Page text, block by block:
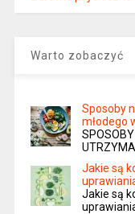
Warto zobaczyć
Sposoby
młodego
SPOSOBY
Jakie są
Jakie są